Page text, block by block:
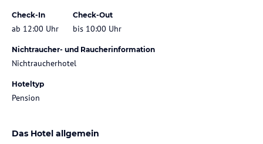
Check-In
ab 12:00 Uhr
Check-Out
bis 10:00 Uhr
Nichtraucher- und Raucherinformation
Nichtraucherhotel
Hoteltyp
Pension
Das Hotel allgemein